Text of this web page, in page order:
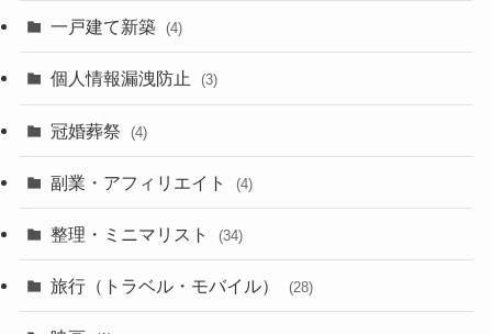
(19)
(6)
(8)
(9)
(7)
(29)
(3)
(3)
一戸建て新築 (4)
個人情報漏洩防止 (3)
冠婚葬祭 (4)
副業・アフィリエイト (4)
整理・ミニマリスト (34)
旅行（トラベル・モバイル） (28)